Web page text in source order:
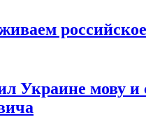
Украине мову и